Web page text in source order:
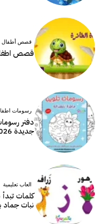
قصص أطفال
قصص اطفال
رسومات
جديدة 2026
العاب تعليمية
كلمات
نبات جماد